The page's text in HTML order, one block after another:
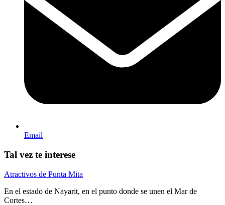
Email
Tal vez te interese
Atractivos de Punta Mita
En el estado de Nayarit, en el punto donde se unen el Mar de
Cortes…